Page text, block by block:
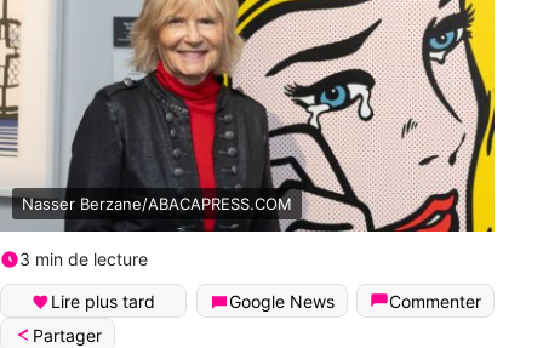
Nasser Berzane/ABACAPRESS.COM
3 min de lecture
Lire plus tard Google News
Commenter
Partager